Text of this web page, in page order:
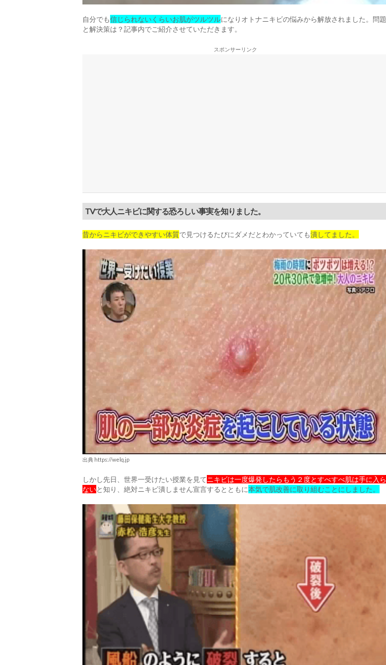
自分でも信じられないくらいお肌がツルツルになりオトナニキビの悩みから解放されました。問題
と解決策は？記事内でご紹介させていただきます。
スポンサーリンク
TVで大人ニキビに関する恐ろしい事実を知りました。
昔から ニキビができやすい体質で見つけるたびにダメだとわかっていても潰してました。
出典 https://welq.jp
しかし先日、世界一受けたい授業を見てニキビは一度爆発したらもう２度とすべすべ肌は手に入ら
ないと知り、絶対ニキビ潰しません宣言するとともに本気で肌改善に取り組むことにしました。